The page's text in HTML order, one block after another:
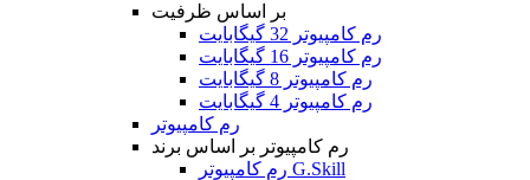
بر اساس ظرفیت
رم کامپیوتر 32 گیگابایت
رم کامپیوتر 16 گیگابایت
رم کامپیوتر 8 گیگابایت
رم کامپیوتر 4 گیگابایت
رم کامپیوتر
رم کامپیوتر بر اساس برند
رم کامپیوتر G.Skill